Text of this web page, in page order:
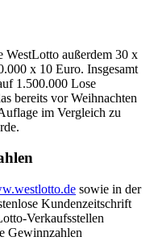
WestLotto außerdem 30 x
x 10 Euro. Insgesamt
1.500.000 Lose
bereits vor Weihnachten
im Vergleich zu
sowie in der
Kundenzeitschrift
Verkaufsstellen
Gewinnzahlen